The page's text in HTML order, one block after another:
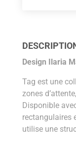
Design Ilaria
Tag est une
zones
Disponible
rectangulaires
utilise une